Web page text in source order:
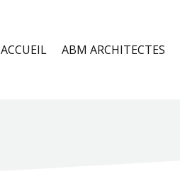
ACCUEIL ABM ARCHITECTES